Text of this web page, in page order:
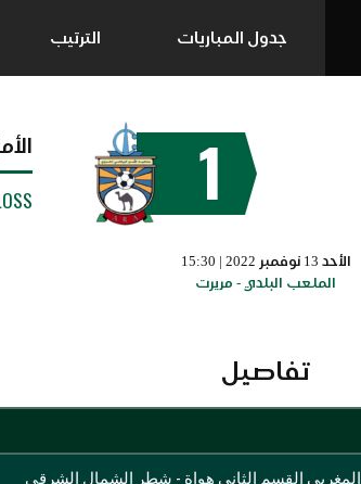
جدول المباريات الترتيب
1
الأحد 13 نوفمبر 2022 | 15:30
الملعب البلدي - مريرت
تفاصيل
القسم الثاني هواة - شطر الشمال الشرقي